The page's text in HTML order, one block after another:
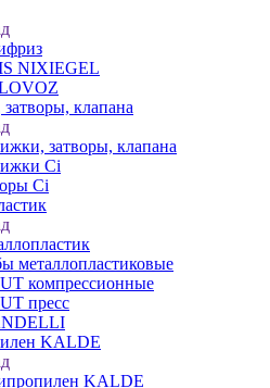
NIXIEGEL
клапана
затворы, клапана
Ci
Ci
металлопластиковые
компрессионные
пресс
KALDE
KALDE